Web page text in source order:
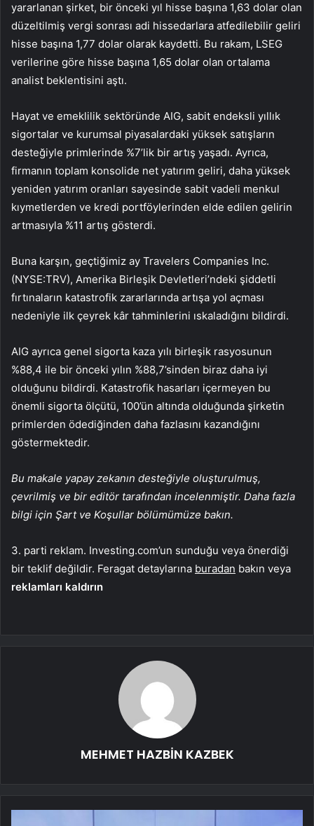
yararlanan şirket, bir önceki yıl hisse başına 1,63 dolar olan
düzeltilmiş vergi sonrası adi hissedarlara atfedilebilir geliri
hisse başına 1,77 dolar olarak kaydetti. Bu rakam, LSEG
verilerine göre hisse başına 1,65 dolar olan ortalama
analist beklentisini aştı.
Hayat ve emeklilik sektöründe AIG, sabit endeksli yıllık
sigortalar ve kurumsal piyasalardaki yüksek satışların
desteğiyle primlerinde %7’lik bir artış yaşadı. Ayrıca,
firmanın toplam konsolide net yatırım geliri, daha yüksek
yeniden yatırım oranları sayesinde sabit vadeli menkul
kıymetlerden ve kredi portföylerinden elde edilen gelirin
artmasıyla %11 artış gösterdi.
Buna karşın, geçtiğimiz ay Travelers Companies Inc.
(NYSE:TRV), Amerika Birleşik Devletleri’ndeki şiddetli
fırtınaların katastrofik zararlarında artışa yol açması
nedeniyle ilk çeyrek kâr tahminlerini ıskaladığını bildirdi.
AIG ayrıca genel sigorta kaza yılı birleşik rasyosunun
%88,4 ile bir önceki yılın %88,7’sinden biraz daha iyi
olduğunu bildirdi. Katastrofik hasarları içermeyen bu
önemli sigorta ölçütü, 100’ün altında olduğunda şirketin
primlerden ödediğinden daha fazlasını kazandığını
göstermektedir.
Bu makale yapay zekanın desteğiyle oluşturulmuş,
çevrilmiş ve bir editör tarafından incelenmiştir. Daha fazla
bilgi için Şart ve Koşullar bölümümüze bakın.
3. parti reklam. Investing.com’un sunduğu veya önerdiği
bir teklif değildir. Feragat detaylarına buradan bakın veya
reklamları kaldırın
MEHMET HAZBİN KAZBEK